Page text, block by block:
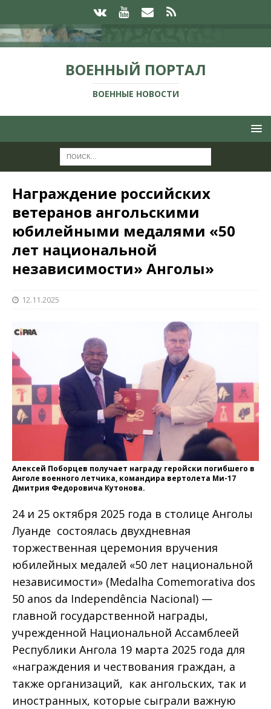
ВОЕННЫЙ ПОРТАЛ
ВОЕННЫЕ НОВОСТИ
Награждение российских
ветеранов ангольскими
юбилейными медалями «50
лет национальной
независимости» Анголы»
12.11.2025
Алексей Поборцев получает награду геройски погибшего в
Анголе военного летчика, командира вертолета Ми-17
Дмитрия Федоровича Кутонова.
24 и 25 октября 2025 года в столице Анголы
Луанде состоялась двухдневная
торжественная церемония вручения
юбилейных медалей «50 лет национальной
независимости» (Medalha Comemorativa dos
50 anos da Independência Nacional) —
главной государственной награды,
учрежденной Национальной Ассамблеей
Республики Ангола 19 марта 2025 года для
«награждения и чествования граждан, а
также организаций, как ангольских, так и
иностранных, которые сыграли важную